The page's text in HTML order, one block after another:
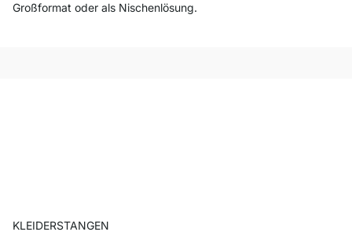
Großformat oder als Nischenlösung.
KLEIDERSTANGEN